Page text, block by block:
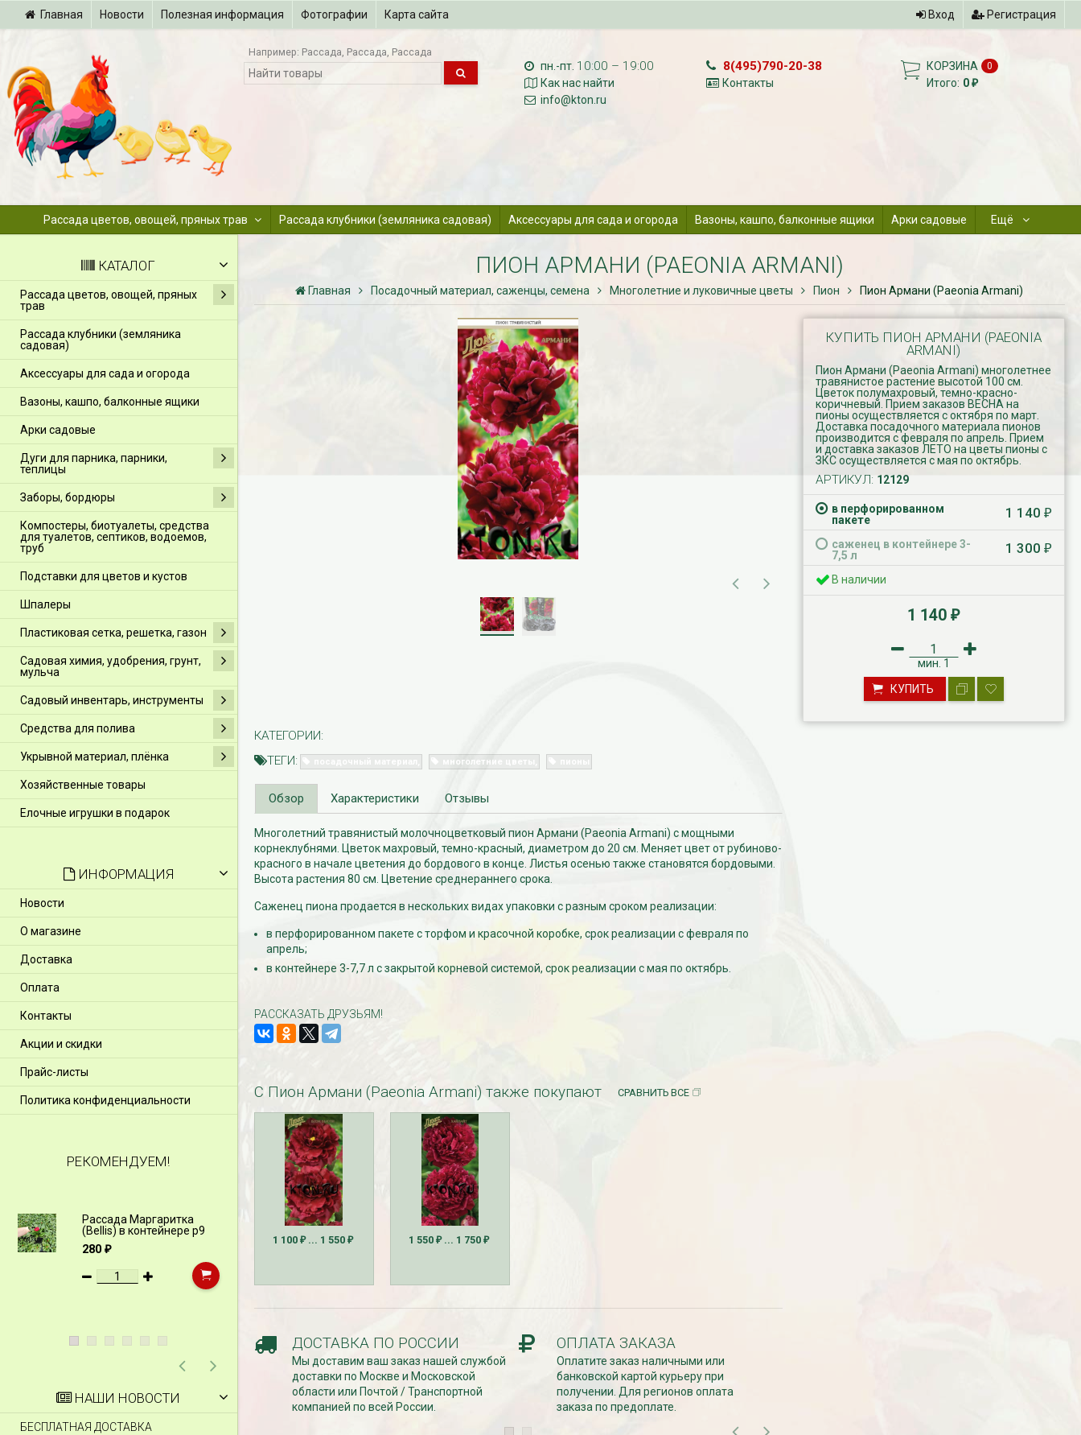
Главная Новости Полезная информация Фотографии Карта сайта Вход Регистрация
Например: Рассада Рассада Рассада
пн.-пт. 10:00 – 19:00
Как нас найти
info@kton.ru
8(495)790-20-38
Контакты
КОРЗИНА 0
Итого: 0₽
Рассада цветов, овощей, пряных трав Рассада клубники (земляника садовая) Аксессуары для сада и огорода Вазоны, кашпо, балконные ящики Арки садовые Ещё
КАТАЛОГ
Рассада цветов, овощей, пряных
трав
Рассада клубники (земляника
садовая)
Аксессуары для сада и огорода
Вазоны, кашпо, балконные ящики
Арки садовые
Дуги для парника, парники,
теплицы
Заборы, бордюры
Компостеры, биотуалеты, средства
для туалетов, септиков, водоемов,
труб
Подставки для цветов и кустов
Шпалеры
Пластиковая сетка, решетка, газон
Садовая химия, удобрения, грунт,
мульча
Садовый инвентарь, инструменты
Средства для полива
Укрывной материал, плёнка
Хозяйственные товары
Елочные игрушки в подарок
ИНФОРМАЦИЯ
Новости
О магазине
Доставка
Оплата
Контакты
Акции и скидки
Прайс-листы
Политика конфиденциальности
РЕКОМЕНДУЕМ!
Рассада Маргаритка
(Bellis) в контейнере p9
280₽
Рассада Незабудка
p9
НАШИ НОВОСТИ
БЕСПЛАТНАЯ ДОСТАВКА БЕСПЛАТНАЯ ДОСТАВКА БЕСПЛАТНАЯ ДОСТАВКА
ПИОН АРМАНИ (PAEONIA ARMANI)
Главная Посадочный материал, саженцы, семена Многолетние и луковичные цветы Пион Пион Армани (Paeonia Armani)
КУПИТЬ ПИОН АРМАНИ (PAEONIA
ARMANI)
Пион Армани (Paeonia Armani) многолетнее
травянистое растение высотой 100 см.
Цветок полумахровый, темно-красно-
коричневый. Прием заказов ВЕСНА на
пионы осуществляется с октября по март.
Доставка посадочного материала пионов
производится с февраля по апрель. Прием
и доставка заказов ЛЕТО на цветы пионы с
ЗКС осуществляется с мая по октябрь.
АРТИКУЛ: 12129
в перфорированном
пакете
1 140 ₽
саженец в контейнере 3-
7,5 л
1 300 ₽
В наличии
1 140₽
мин. 1
КУПИТЬ
КАТЕГОРИИ:
ТЕГИ:
многолетние цветы
Обзор Характеристики Отзывы
Многолетний травянистый молочноцветковый пион Армани (Paeonia Armani) с мощными
корнеклубнями. Цветок махровый, темно-красный, диаметром до 20 см. Меняет цвет от рубиново-
красного в начале цветения до бордового в конце. Листья осенью также становятся бордовыми.
Высота растения 80 см. Цветение среднераннего срока.
Саженец пиона продается в нескольких видах упаковки с разным сроком реализации:
в перфорированном пакете с торфом и красочной коробке, срок реализации с февраля по
апрель;
в контейнере 3-7,7 л с закрытой корневой системой, срок реализации с мая по октябрь.
РАССКАЗАТЬ ДРУЗЬЯМ!
С Пион Армани (Paeonia Armani) также покупают СРАВНИТЬ ВСЕ
1 100₽... 1 550₽ 1 550₽... 1 750₽
ДОСТАВКА ПО РОССИИ
Мы доставим ваш заказ нашей службой
доставки по Москве и Московской
области или Почтой / Транспортной
компанией по всей России.
ОПЛАТА ЗАКАЗА
Оплатите заказ наличными или
банковской картой курьеру при
получении. Для регионов оплата
заказа по предоплате.